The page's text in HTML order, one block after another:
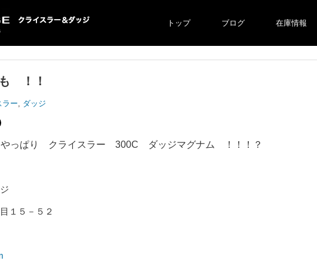
ラー＆ダ
トップ ブログ 在庫情報
！！
ラー, ダッジ
っぱり クライスラー 300C ダッジマグナム ！！！？
１５－５２